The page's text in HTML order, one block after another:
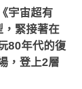
宇宙超有
，緊接著在
80年代的復
，登上2層